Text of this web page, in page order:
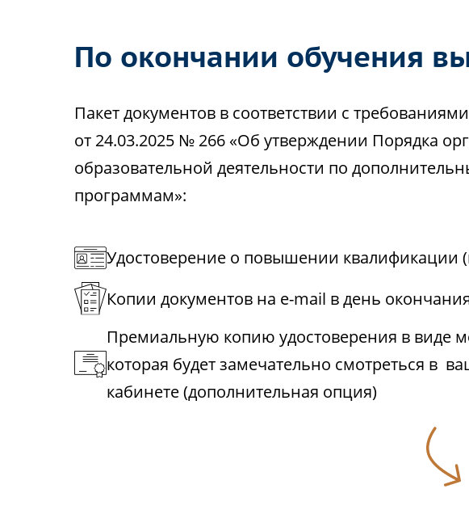
По окончании обучения
Пакет документов в соответствии с
от 24.03.2025 № 266 «Об утверждении Порядка
образовательной деятельности по
программам»:
Удостоверение о повышении
Копии документов на e-mail в день
Премиальную копию удостоверения в виде
которая будет замечательно смотреться в
кабинете (дополнительная опция)